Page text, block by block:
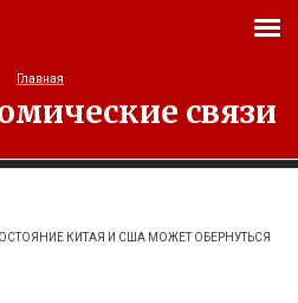
связи
КИТАЯ И США МОЖЕТ ОБЕРНУТЬСЯ